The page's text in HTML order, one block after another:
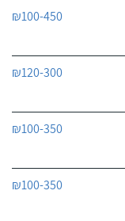
₪100-450
₪120-300
₪100-350
₪100-350